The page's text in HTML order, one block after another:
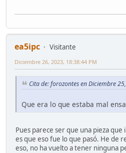
ea5ipc
Visitante
Diciembre 26, 2023, 18:38:44 PM
Cita de: forozontes en Diciembre
Que era lo que estaba mal
Pues parece ser que una pieza que
es que eso fue lo que pasó. He de
eso, no ha vuelto a tener ninguna